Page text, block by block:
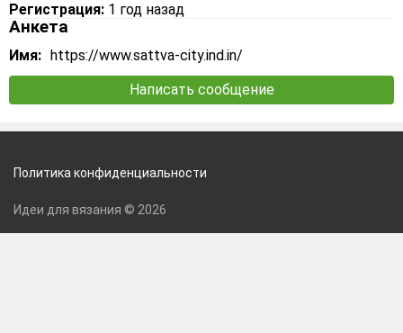
Регистрация: 1 год назад
Анкета
Имя:
https://www.sattva-city.ind.in/
Написать сообщение
Политика конфиденциальности
Идеи для вязания © 2026